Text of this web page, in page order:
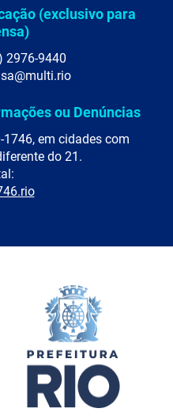
(exclusivo para
2976-9440
ou Denúncias
em cidades com
do 21.